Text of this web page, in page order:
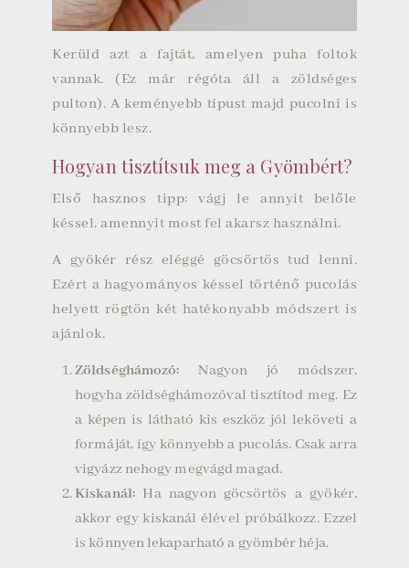
Kerüld azt a fajtát, amelyen puha foltok
vannak. (Ez már régóta áll a zöldséges
pulton). A keményebb típust majd pucolni is
könnyebb lesz.
Hogyan tisztítsuk meg a Gyömbért?
Első hasznos tipp: vágj le annyit belőle
késsel, amennyit most fel akarsz használni.
A gyökér rész eléggé göcsörtös tud lenni.
Ezért a hagyományos késsel történő pucolás
helyett rögtön két hatékonyabb módszert is
ajánlok.
Zöldséghámozó: Nagyon jó módszer,
hogyha zöldséghámozóval tisztítod meg. Ez
a képen is látható kis eszköz jól leköveti a
formáját, így könnyebb a pucolás. Csak arra
vigyázz nehogy megvágd magad.
Kiskanál:Ha nagyon göcsörtös a gyökér,
akkor egy kiskanál élével próbálkozz. Ezzel
is könnyen lekaparható a gyömbér héja.